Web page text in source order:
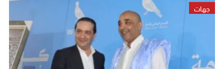
جهات